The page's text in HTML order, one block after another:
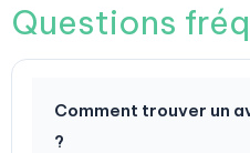
Questions
Comment trouver un
?